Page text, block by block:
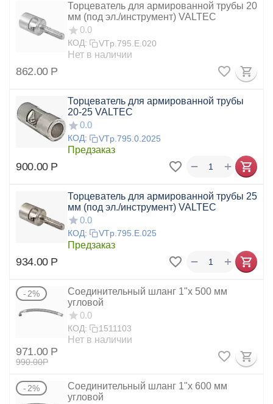
Торцеватель для армированной трубы 20
мм (под эл./инструмент) VALTEC
0.0
КОД: VTp.795.E.020
Нет в наличии
862.00 Р
Торцеватель для армированной трубы
20-25 VALTEC
0.0
КОД: VTp.795.0.2025
Предзаказ
900.00 Р +
−
Торцеватель для армированной трубы 25
мм (под эл./инструмент) VALTEC
0.0
КОД: VTp.795.E.025
Предзаказ
934.00 Р +
−
2%
Соединительный шланг 1"х 500 мм
угловой
0.0
КОД: 1511103
Нет в наличии
971.00 Р
990.00Р
2%
Соединительный шланг 1"х 600 мм
угловой